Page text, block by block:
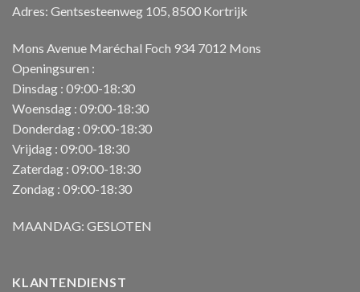
Adres: Gentsesteenweg 105, 8500 Kortrijk
Mons Avenue Maréchal Foch 934 7012 Mons
Openingsuren :
Dinsdag : 09:00-18:30
Woensdag : 09:00-18:30
Donderdag : 09:00-18:30
Vrijdag : 09:00-18:30
Zaterdag : 09:00-18:30
Zondag : 09:00-18:30
MAANDAG: GESLOTEN
KLANTENDIENST